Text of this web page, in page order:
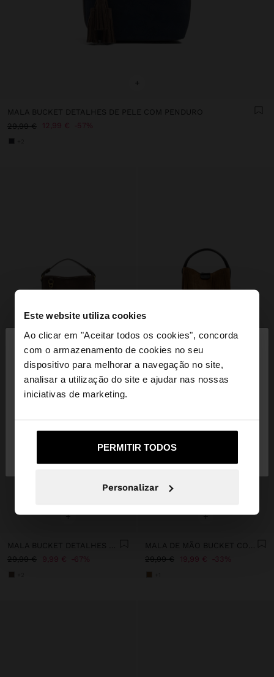
Este website utiliza cookies
Ao clicar em "Aceitar todos os cookies", concorda
com o armazenamento de cookies no seu
dispositivo para melhorar a navegação no site,
analisar a utilização do site e ajudar nas nossas
iniciativas de marketing.
PERMITIR TODOS
Personalizar
Está a aceder ao site a partir de Portugal. Deseja
navegar no nosso site United States?
+
MALA BUCKET DETALHES DE PELE COM PENDURO
29,99 €
12,99 € 57%
+
29,99 €
9,99 € 67%
+
29,99 €
19,99 € 33%